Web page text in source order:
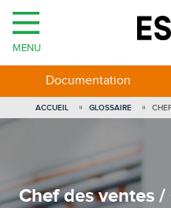
Chef des ventes
ACCUEIL GLOSSAIRE
MENU
Documentation